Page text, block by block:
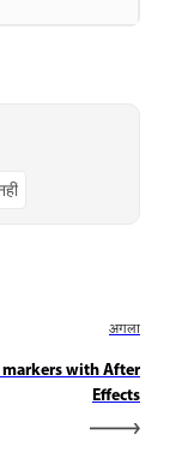
अगला
markers with After
Effects